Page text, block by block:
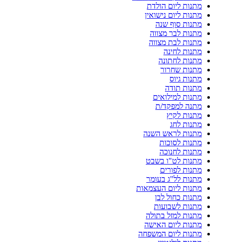
מתנות ליום הולדת
מתנות ליום נישואין
מתנות סוף שנה
מתנות לבר מצווה
מתנות לבת מצווה
מתנות לחינה
מתנות לחתונה
מתנות שחרור
מתנות גיוס
מתנות תודה
מתנות למילואים
מתנה למפקד/ת
מתנות לקיץ
מתנות לחג
מתנות לראש השנה
מתנות לסוכות
מתנות לחנוכה
מתנות לט"ו בשבט
מתנות לפורים
מתנות לל"ג בעומר
מתנות ליום העצמאות
מתנות כחול לבן
מתנות לשבועות
מתנות למזל בתולה
מתנות ליום האישה
מתנות ליום המשפחה